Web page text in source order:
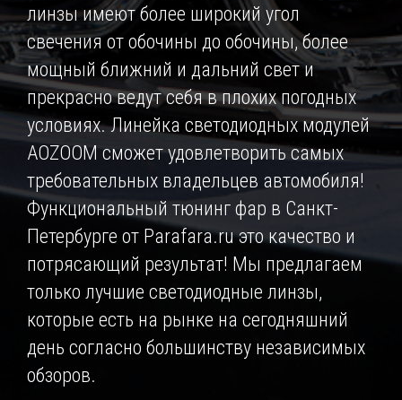
линзы имеют более широкий угол
свечения от обочины до обочины, более
мощный ближний и дальний свет и
прекрасно ведут себя в плохих погодных
условиях. Линейка светодиодных модулей
AOZOOM сможет удовлетворить самых
требовательных владельцев автомобиля!
Функциональный тюнинг фар в Санкт-
Петербурге от Parafara.ru это качество и
потрясающий результат! Мы предлагаем
только лучшие светодиодные линзы,
которые есть на рынке на сегодняшний
день согласно большинству независимых
обзоров.